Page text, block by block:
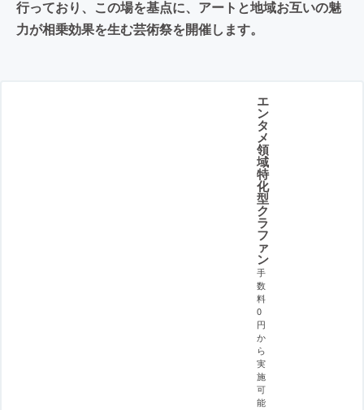
行っており、この場を基点に、アートと地域お互いの魅
力が相乗効果を生む芸術祭を開催します。
エ
ン
タ
メ
領
域
特
化
型
ク
ラ
フ
ァ
ン
手
数
料
0
円
か
ら
実
施
可
能